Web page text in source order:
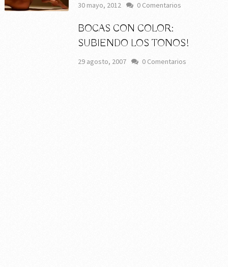
30 mayo, 2012 0 Comentarios
BOCAS CON COLOR:
SUBIENDO LOS TONOS!
29 agosto, 2007 0 Comentarios